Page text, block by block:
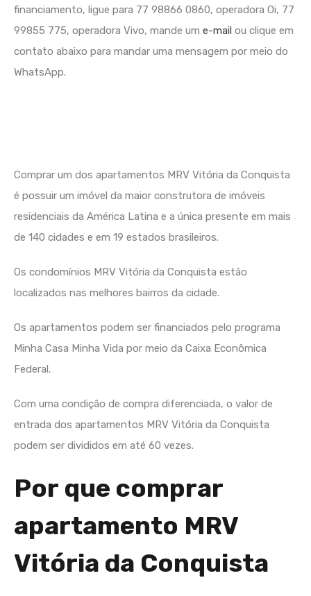
financiamento, ligue para 77 98866 0860, operadora Oi, 77
99855 775, operadora Vivo, mande um e-mail ou clique em
contato abaixo para mandar uma mensagem por meio do
WhatsApp.
Comprar um dos apartamentos MRV Vitória da Conquista
é possuir um imóvel da maior construtora de imóveis
residenciais da América Latina e a única presente em mais
de 140 cidades e em 19 estados brasileiros.
Os condomínios MRV Vitória da Conquista estão
localizados nas melhores bairros da cidade.
Os apartamentos podem ser financiados pelo programa
Minha Casa Minha Vida por meio da Caixa Econômica
Federal.
Com uma condição de compra diferenciada, o valor de
entrada dos apartamentos MRV Vitória da Conquista
podem ser divididos em até 60 vezes.
Por que comprar
apartamento MRV
Vitória da Conquista